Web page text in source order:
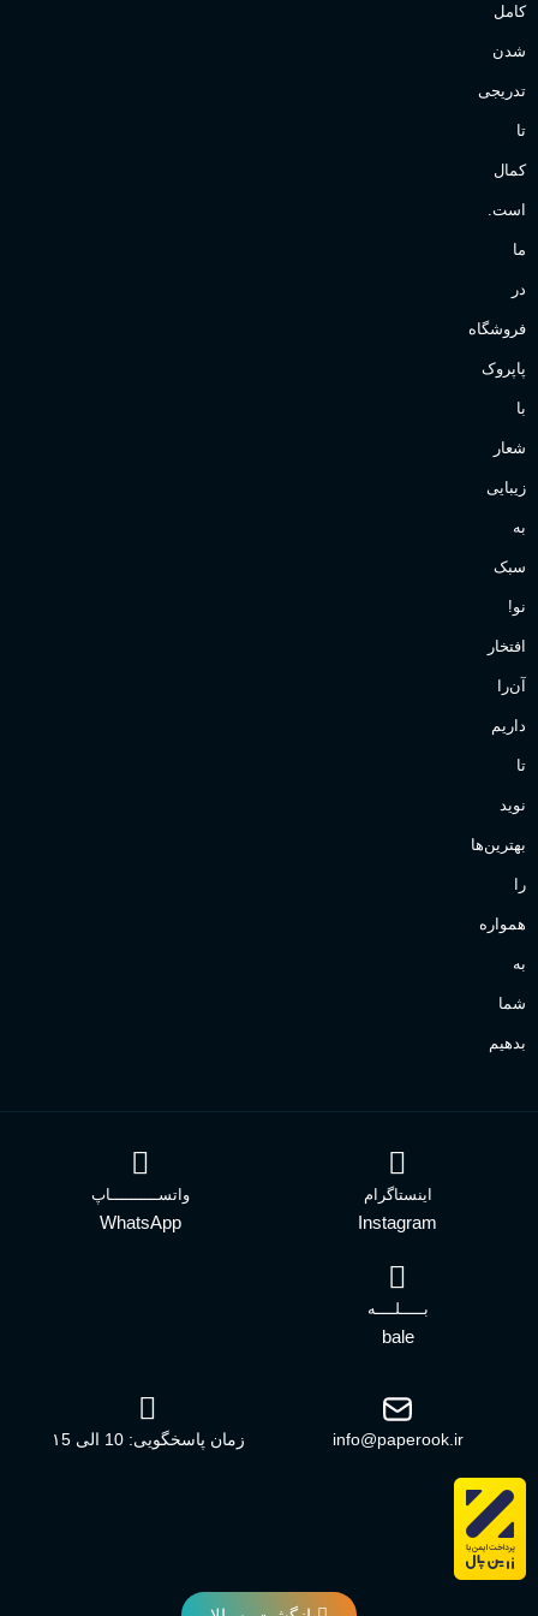
کامل
شدن
تدریجی
تا
کمال
است.
ما
در
فروشگاه
پاپروک
با
شعار
زیبایی
به
سبک
نو!
افتخار
آن‌را
داریم
تا
نوید
بهترین‌ها
را
همواره
به
شما
بدهیم
اینستاگرام
Instagram
واتســــــــــاپ
WhatsApp
بـــــلــــه
bale
info@paperook.ir زمان پاسخگویی: 10 الی ۱5